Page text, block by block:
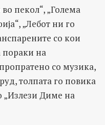
пекол“, „Голема
„Лебот ни го
со кои
пораки на
со музика,
толпата го повика
„Излези Диме на